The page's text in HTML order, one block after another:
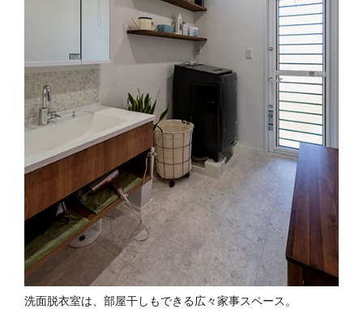
洗面脱衣室は、部屋干しもできる広々家事スペース。